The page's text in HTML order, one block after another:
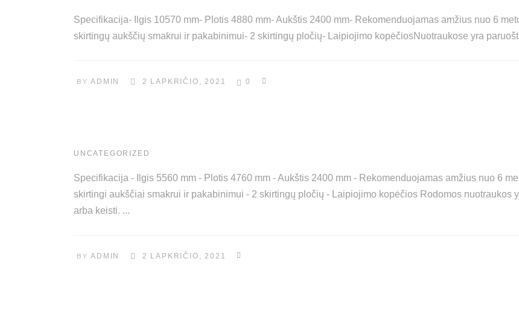
Specifikacija- Ilgis 10570 mm- Plotis 4880 mm- Aukštis 2400 mm- Rekomenduojamas amžius nuo 6
skirtingų aukščių smakrui ir pakabinimui- 2 skirtingų pločių- Laipiojimo kopėčiosNuotraukose yra
BYADMIN 2 LAPKRIČIO, 2021 0
UNCATEGORIZED
Specifikacija - Ilgis 5560 mm - Plotis 4760 mm - Aukštis 2400 mm - Rekomenduojamas amžius nuo 6
skirtingi aukščiai smakrui ir pakabinimui - 2 skirtingų pločių - Laipiojimo kopėčios Rodomos nuotraukos
arba keisti.
BYADMIN 2 LAPKRIČIO, 2021